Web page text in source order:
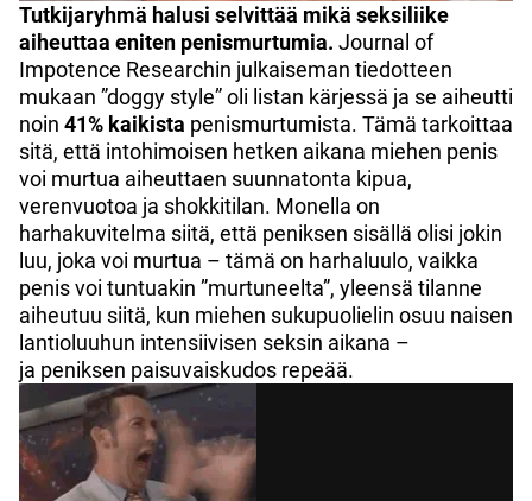
Tutkijaryhmä halusi selvittää mikä seksiliike
aiheuttaa eniten penismurtumia. Journal of
Impotence Researchin julkaiseman tiedotteen
mukaan ”doggy style” oli listan kärjessä ja se aiheutti
noin 41% kaikista penismurtumista. Tämä tarkoittaa
sitä, että intohimoisen hetken aikana miehen penis
voi murtua aiheuttaen suunnatonta kipua,
verenvuotoa ja shokkitilan. Monella on
harhakuvitelma siitä, että peniksen sisällä olisi jokin
luu, joka voi murtua – tämä on harhaluulo, vaikka
penis voi tuntuakin ”murtuneelta”, yleensä tilanne
aiheutuu siitä, kun miehen sukupuolielin osuu naisen
lantioluuhun intensiivisen seksin aikana –
ja peniksen paisuvaiskudos repeää.